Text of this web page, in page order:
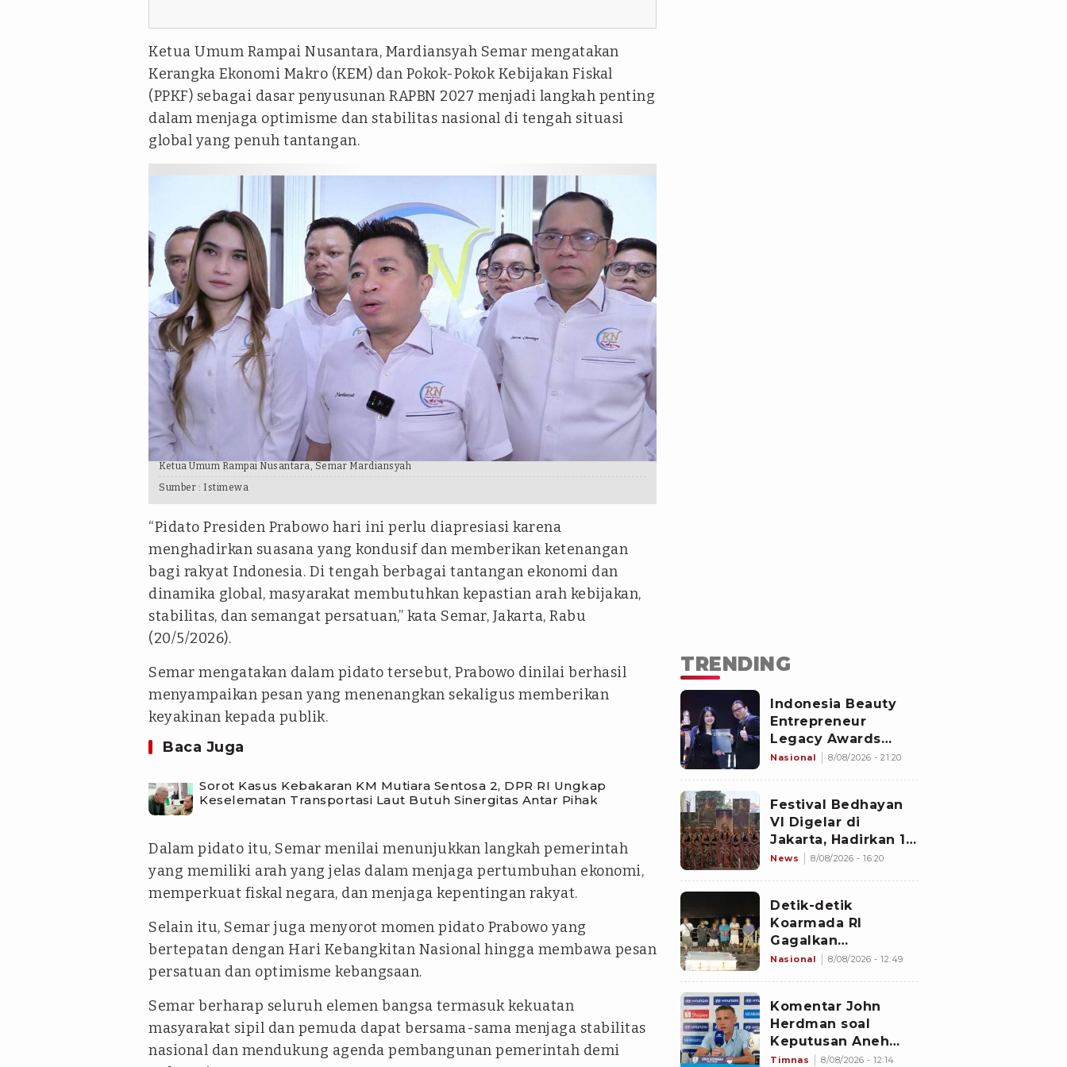
Ketua Umum Rampai Nusantara, Mardiansyah Semar mengatakan
Kerangka Ekonomi Makro (KEM) dan Pokok-Pokok Kebijakan Fiskal
(PPKF) sebagai dasar penyusunan RAPBN 2027 menjadi langkah penting
dalam menjaga optimisme dan stabilitas nasional di tengah situasi
global yang penuh tantangan.
Ketua Umum Rampai Nusantara, Semar Mardiansyah
Sumber : Istimewa
“Pidato Presiden Prabowo hari ini perlu diapresiasi karena
menghadirkan suasana yang kondusif dan memberikan ketenangan
bagi rakyat Indonesia. Di tengah berbagai tantangan ekonomi dan
dinamika global, masyarakat membutuhkan kepastian arah kebijakan,
stabilitas, dan semangat persatuan,” kata Semar, Jakarta, Rabu
(20/5/2026).
Semar mengatakan dalam pidato tersebut, Prabowo dinilai berhasil
menyampaikan pesan yang menenangkan sekaligus memberikan
keyakinan kepada publik.
Baca Juga
Sorot Kasus Kebakaran KM Mutiara Sentosa 2, DPR RI Ungkap
Keselematan Transportasi Laut Butuh Sinergitas Antar Pihak
Dalam pidato itu, Semar menilai menunjukkan langkah pemerintah
yang memiliki arah yang jelas dalam menjaga pertumbuhan ekonomi,
memperkuat fiskal negara, dan menjaga kepentingan rakyat.
Selain itu, Semar juga menyorot momen pidato Prabowo yang
bertepatan dengan Hari Kebangkitan Nasional hingga membawa pesan
persatuan dan optimisme kebangsaan.
Semar berharap seluruh elemen bangsa termasuk kekuatan
masyarakat sipil dan pemuda dapat bersama-sama menjaga stabilitas
nasional dan mendukung agenda pembangunan pemerintah demi
TRENDING
Indonesia Beauty
Entrepreneur
Legacy Awards
2026 Digelar di
Negara Adu Karya
PMU
Nasional 8/08/2026 - 21:20
Festival Bedhayan
VI Digelar di
Jakarta, Hadirkan 16
Kelompok Tari dari
News 8/08/2026 - 16:20
Detik-detik
Koarmada RI
Gagalkan
Penyelundupan 1,3
Perairan Bintan
Nasional 8/08/2026 - 12:49
Komentar John
Herdman soal
Keputusan Aneh
Wasit Laga Timnas
Timnas 8/08/2026 - 12:14